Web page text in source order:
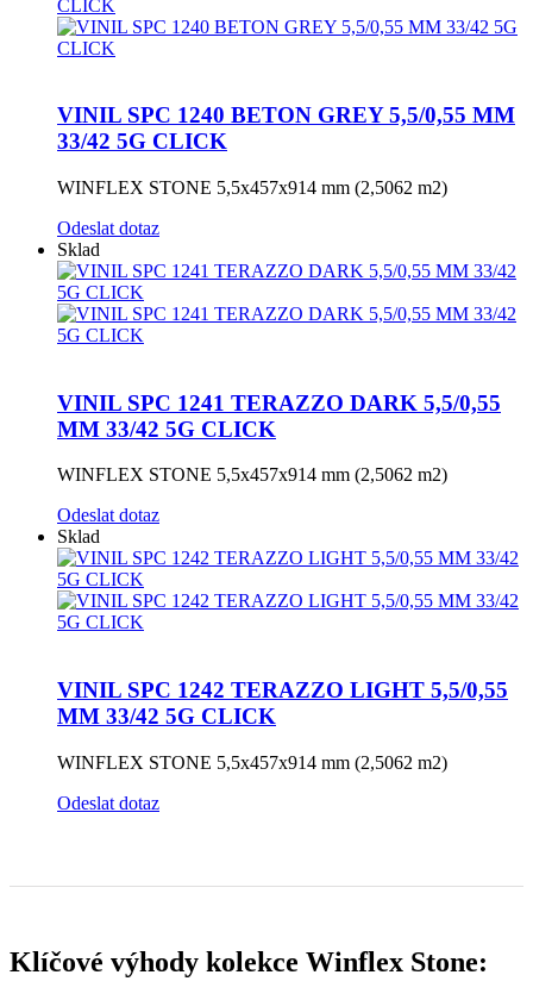
VINIL SPC 1240 BETON GREY 5,5/0,55 MM
33/42 5G CLICK
WINFLEX STONE 5,5x457x914 mm (2,5062 m2)
Odeslat dotaz
Sklad
VINIL SPC 1241 TERAZZO DARK 5,5/0,55
MM 33/42 5G CLICK
WINFLEX STONE 5,5x457x914 mm (2,5062 m2)
Odeslat dotaz
Sklad
VINIL SPC 1242 TERAZZO LIGHT 5,5/0,55
MM 33/42 5G CLICK
WINFLEX STONE 5,5x457x914 mm (2,5062 m2)
Odeslat dotaz
Klíčové výhody kolekce Winflex Stone: